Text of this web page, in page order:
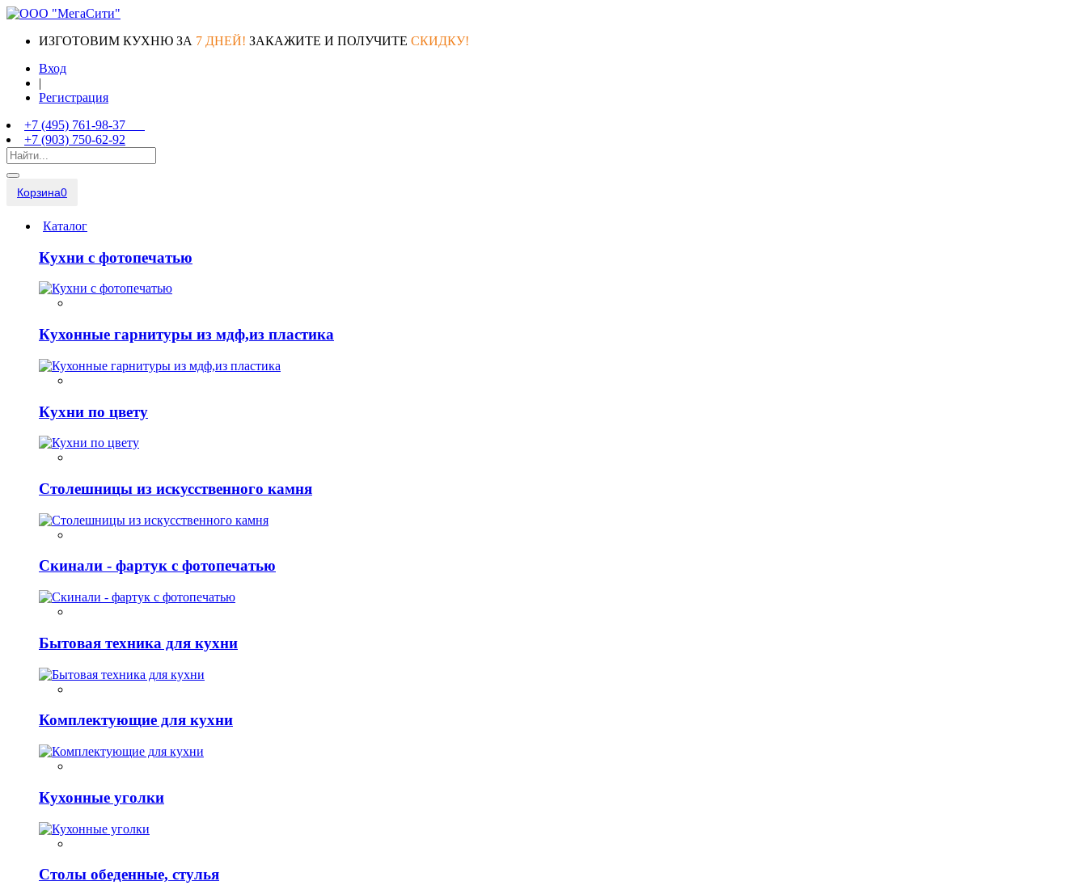
ИЗГОТОВИМ КУХНЮ ЗА 7 ДНЕЙ! ЗАКАЖИТЕ И ПОЛУЧИТЕ СКИДКУ!
Вход
|
Регистрация
+7 (495) 761-98-37
+7 (903) 750-62-92
Корзина0
Каталог
Кухни с фотопечатью
Кухонные гарнитуры из мдф,из пластика
Кухни по цвету
Столешницы из искусственного камня
Скинали - фартук с фотопечатью
Бытовая техника для кухни
Комплектующие для кухни
Кухонные уголки
Столы обеденные, стулья